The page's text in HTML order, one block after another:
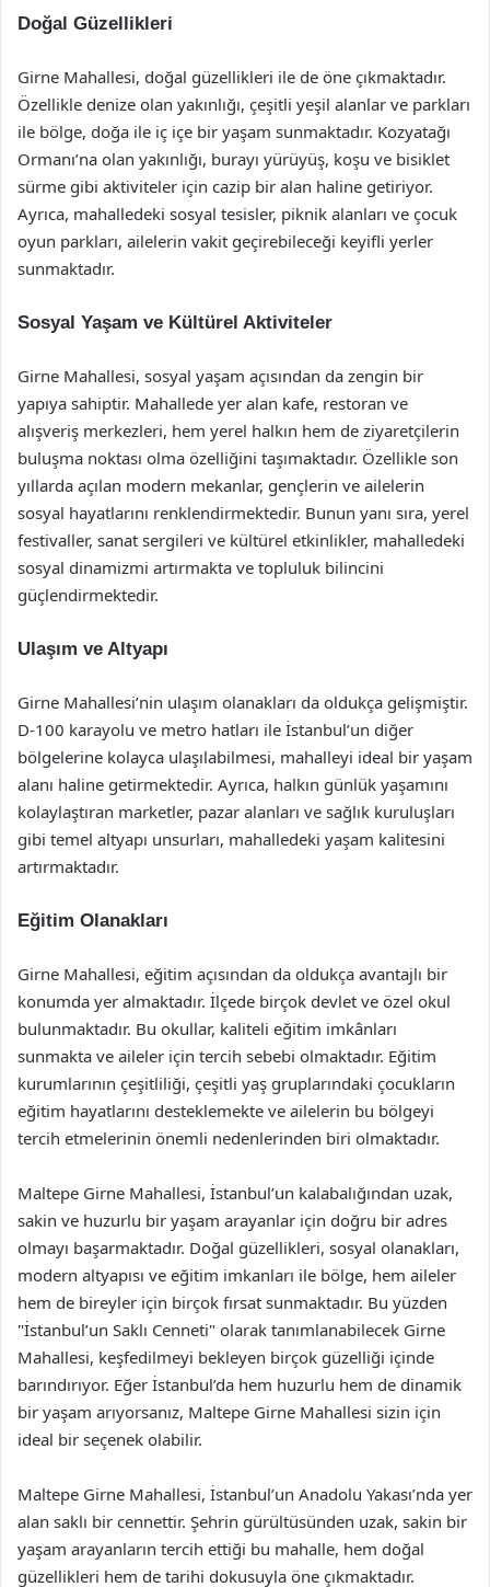
Doğal Güzellikleri
Girne Mahallesi, doğal güzellikleri ile de öne çıkmaktadır.
Özellikle denize olan yakınlığı, çeşitli yeşil alanlar ve parkları
ile bölge, doğa ile iç içe bir yaşam sunmaktadır. Kozyatağı
Ormanı’na olan yakınlığı, burayı yürüyüş, koşu ve bisiklet
sürme gibi aktiviteler için cazip bir alan haline getiriyor.
Ayrıca, mahalledeki sosyal tesisler, piknik alanları ve çocuk
oyun parkları, ailelerin vakit geçirebileceği keyifli yerler
sunmaktadır.
Sosyal Yaşam ve Kültürel Aktiviteler
Girne Mahallesi, sosyal yaşam açısından da zengin bir
yapıya sahiptir. Mahallede yer alan kafe, restoran ve
alışveriş merkezleri, hem yerel halkın hem de ziyaretçilerin
buluşma noktası olma özelliğini taşımaktadır. Özellikle son
yıllarda açılan modern mekanlar, gençlerin ve ailelerin
sosyal hayatlarını renklendirmektedir. Bunun yanı sıra, yerel
festivaller, sanat sergileri ve kültürel etkinlikler, mahalledeki
sosyal dinamizmi artırmakta ve topluluk bilincini
güçlendirmektedir.
Ulaşım ve Altyapı
Girne Mahallesi’nin ulaşım olanakları da oldukça gelişmiştir.
D-100 karayolu ve metro hatları ile İstanbul’un diğer
bölgelerine kolayca ulaşılabilmesi, mahalleyi ideal bir yaşam
alanı haline getirmektedir. Ayrıca, halkın günlük yaşamını
kolaylaştıran marketler, pazar alanları ve sağlık kuruluşları
gibi temel altyapı unsurları, mahalledeki yaşam kalitesini
artırmaktadır.
Eğitim Olanakları
Girne Mahallesi, eğitim açısından da oldukça avantajlı bir
konumda yer almaktadır. İlçede birçok devlet ve özel okul
bulunmaktadır. Bu okullar, kaliteli eğitim imkânları
sunmakta ve aileler için tercih sebebi olmaktadır. Eğitim
kurumlarının çeşitliliği, çeşitli yaş gruplarındaki çocukların
eğitim hayatlarını desteklemekte ve ailelerin bu bölgeyi
tercih etmelerinin önemli nedenlerinden biri olmaktadır.
Maltepe Girne Mahallesi, İstanbul’un kalabalığından uzak,
sakin ve huzurlu bir yaşam arayanlar için doğru bir adres
olmayı başarmaktadır. Doğal güzellikleri, sosyal olanakları,
modern altyapısı ve eğitim imkanları ile bölge, hem aileler
hem de bireyler için birçok fırsat sunmaktadır. Bu yüzden
"İstanbul’un Saklı Cenneti" olarak tanımlanabilecek Girne
Mahallesi, keşfedilmeyi bekleyen birçok güzelliği içinde
barındırıyor. Eğer İstanbul’da hem huzurlu hem de dinamik
bir yaşam arıyorsanız, Maltepe Girne Mahallesi sizin için
ideal bir seçenek olabilir.
Maltepe Girne Mahallesi, İstanbul’un Anadolu Yakası’nda yer
alan saklı bir cennettir. Şehrin gürültüsünden uzak, sakin bir
yaşam arayanların tercih ettiği bu mahalle, hem doğal
güzellikleri hem de tarihi dokusuyla öne çıkmaktadır.